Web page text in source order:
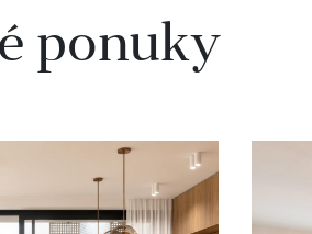
ponuky